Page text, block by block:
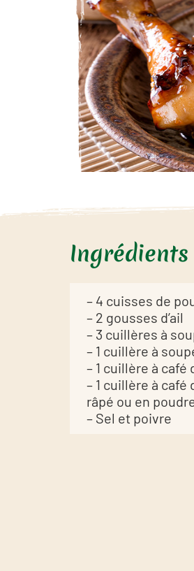
– 4 cuisses de
– 2 gousses d’ail
– 3 cuillères à
– 1 cuillère à
– 1 cuillère à café
– 1 cuillère à
râpé ou en
– Sel et poivre